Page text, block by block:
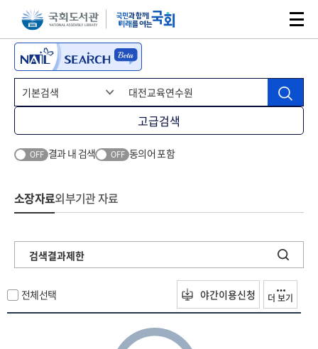
본문 바로가기주메뉴 바로가기
고급검색
OFF 결과 내 검색 OFF 동의어 포함
소장자료외부기관 자료
검색결과제한
전체선택 야간이용신청 더 보기